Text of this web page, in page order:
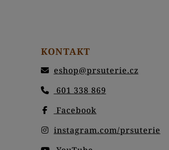
KONTAKT
eshop@prsuterie.cz
601 338 869
Facebook
instagram.com/prsuterie